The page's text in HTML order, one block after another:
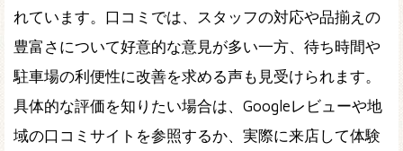
れています。口コミでは、スタッフの対応や品揃えの
豊富さについて好意的な意見が多い一方、待ち時間や
駐車場の利便性に改善を求める声も見受けられます。
具体的な評価を知りたい場合は、Googleレビューや地
域の口コミサイトを参照するか、実際に来店して体験